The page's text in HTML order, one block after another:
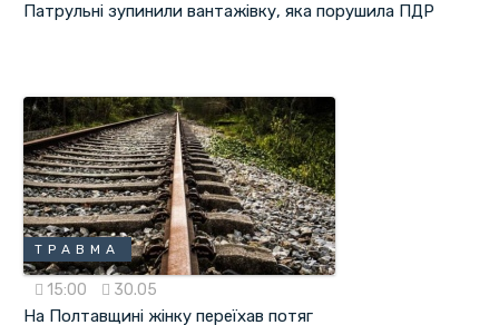
Патрульні зупинили вантажівку, яка порушила ПДР
ТРАВМА
15:00 30.05
На Полтавщині жінку переїхав потяг